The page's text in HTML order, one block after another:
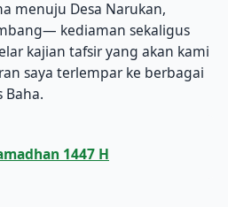
menuju Desa Narukan,
kediaman sekaligus
kajian tafsir yang akan kami
saya terlempar ke berbagai
Baha.
1447 H